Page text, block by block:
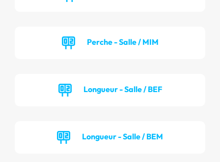
Perche - Salle / MIM
Longueur - Salle / BEF
Longueur - Salle / BEM